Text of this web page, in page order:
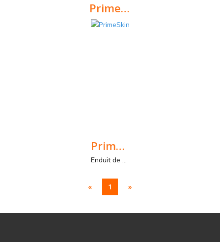
Primerapid
Mortier d'ancrage pour réparations et fixations rapides, en intérieur et en extérieur
PrimeSkin
Enduit de finition en couche mince pour intérieurs et extérieurs. application manuelle.
« 1 »